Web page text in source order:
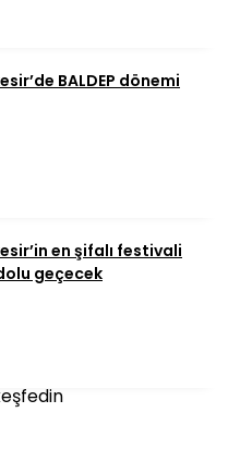
BALDEP dönemi
en şifalı festivali
geçecek